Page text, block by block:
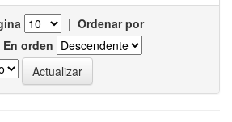
| Ordenar por
En orden